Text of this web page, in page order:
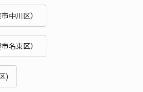
中川区）
名東区）
)